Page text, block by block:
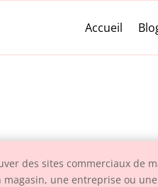
Accueil
des sites commerciaux de
une entreprise ou